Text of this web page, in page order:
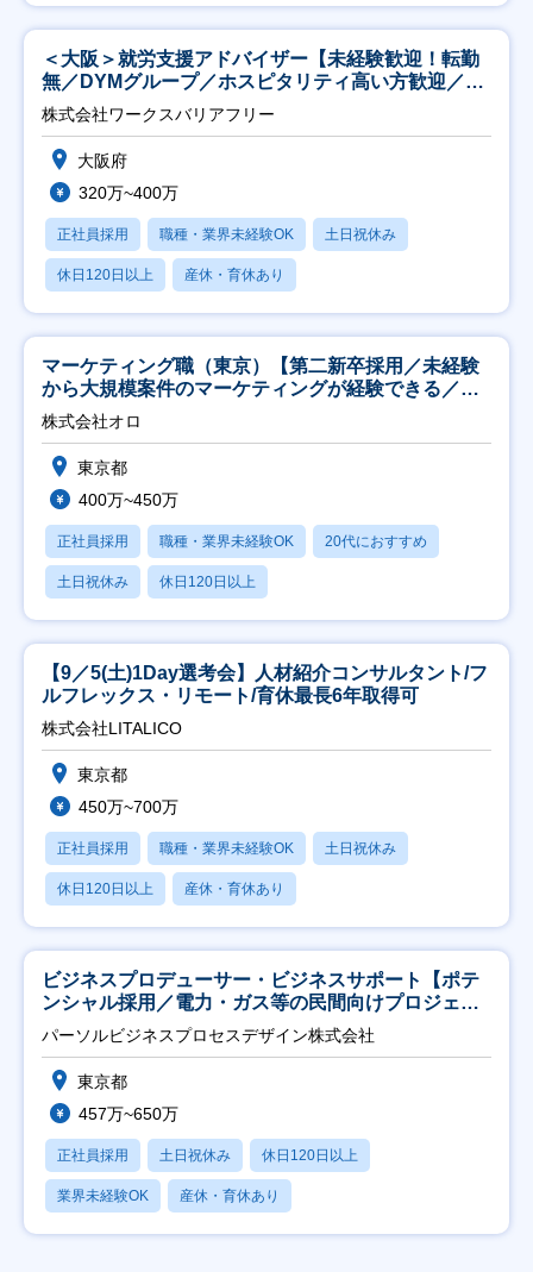
＜大阪＞就労支援アドバイザー【未経験歓迎！転勤
無／DYMグループ／ホスピタリティ高い方歓迎／土
日祝】
株式会社ワークスバリアフリー
大阪府
320万~400万
正社員採用 職種・業界未経験OK 土日祝休み
休日120日以上 産休・育休あり
マーケティング職（東京）【第二新卒採用／未経験
から大規模案件のマーケティングが経験できる／研
修充実】
株式会社オロ
東京都
400万~450万
正社員採用 職種・業界未経験OK 20代におすすめ
土日祝休み 休日120日以上
【9／5(土)1Day選考会】人材紹介コンサルタント/フ
ルフレックス・リモート/育休最長6年取得可
株式会社LITALICO
東京都
450万~700万
正社員採用 職種・業界未経験OK 土日祝休み
休日120日以上 産休・育休あり
ビジネスプロデューサー・ビジネスサポート【ポテ
ンシャル採用／電力・ガス等の民間向けプロジェク
ト推進】
パーソルビジネスプロセスデザイン株式会社
東京都
457万~650万
正社員採用 土日祝休み 休日120日以上
業界未経験OK 産休・育休あり